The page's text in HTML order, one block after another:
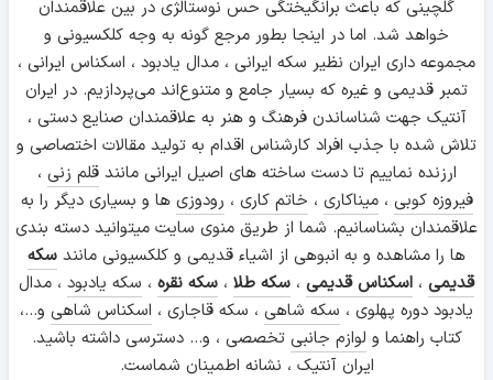
گلچینی که باعث برانگیختگی حس نوستالژی در بین علاقمندان
خواهد شد. اما در اینجا بطور مرجع گونه به وجه کلکسیونی و
مجموعه داری ایران نظیر سکه ایرانی ، مدال یادبود ، اسکناس ایرانی ،
تمبر قدیمی و غیره که بسیار جامع و متنوع‌اند می‌پردازیم. در ایران
آنتیک جهت شناساندن فرهنگ و هنر به علاقمندان صنایع دستی ،
تلاش شده با جذب افراد کارشناس اقدام به تولید مقالات اختصاصی و
ارزنده نماییم تا دست ساخته های اصیل ایرانی مانندقلم زنی ،
فیروزه کوبی ،میناکاری ، خاتم کاری ، رودوزی ها و بسیاری دیگر را به
علاقمندان بشناسانیم. شما از طریق منوی سایت میتوانید دسته بندی
ها را مشاهده و به انبوهی از اشیاء قدیمی و کلکسیونی مانند سکه
قدیمی ، اسکناس قدیمی ، سکه طلا ، سکه نقره ، سکه یادبود ، مدال
یادبود دوره پهلوی ، سکه شاهی ، سکه قاجاری ، اسکناس شاهی و...،
کتاب راهنما و لوازم جانبی تخصصی ، و... دسترسی داشته باشید.
ایران آنتیک ، نشانه اطمینان شماست.